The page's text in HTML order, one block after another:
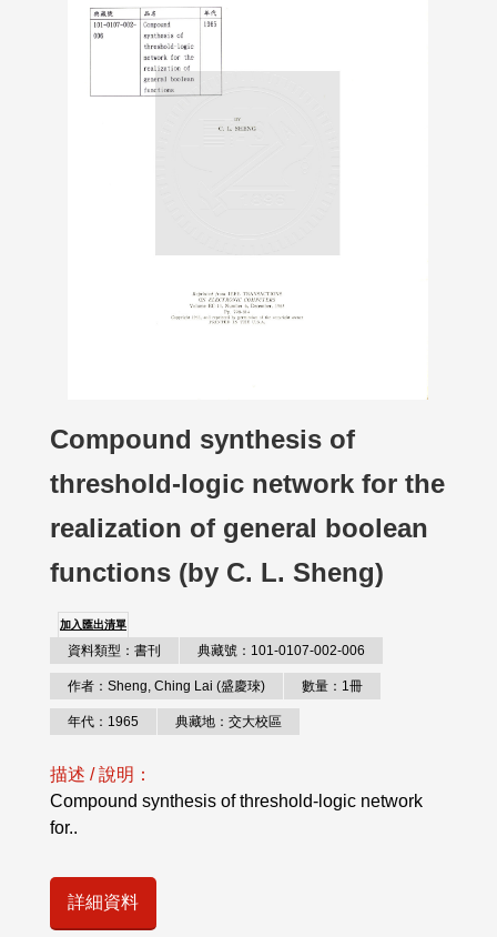
Compound synthesis of
threshold-logic network for the
realization of general boolean
functions (by C. L. Sheng)
加入匯出清單
資料類型：書刊 典藏號：101-0107-002-006
作者：Sheng, Ching Lai (盛慶琜) 數量：1冊
年代：1965 典藏地：交大校區
描述 / 說明：
Compound synthesis of threshold-logic network
for..
詳細資料